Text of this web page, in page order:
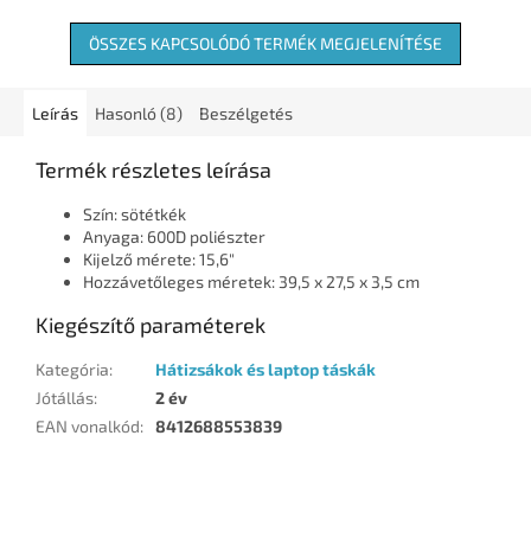
ÖSSZES KAPCSOLÓDÓ TERMÉK MEGJELENÍTÉSE
Leírás Hasonló (8) Beszélgetés
Termék részletes leírása
Szín: sötétkék
Anyaga: 600D poliészter
Kijelző mérete: 15,6"
Hozzávetőleges méretek: 39,5 x 27,5 x 3,5 cm
Kiegészítő paraméterek
Kategória:
Hátizsákok és laptop táskák
Jótállás:
2 év
EAN vonalkód: 8412688553839